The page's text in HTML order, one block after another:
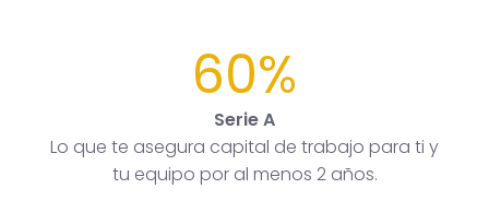
60%
Serie A
Lo que te asegura capital de trabajo para ti y
tu equipo por al menos 2 años.